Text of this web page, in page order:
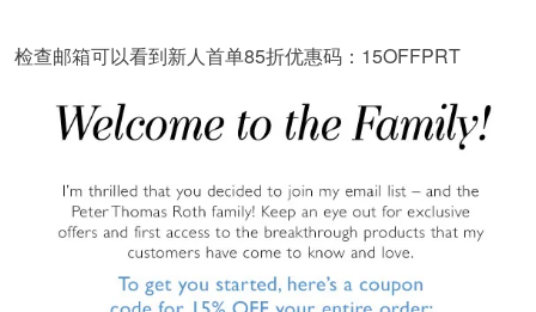
检查邮箱可以看到新人首单85折优惠码：15OFFPRT